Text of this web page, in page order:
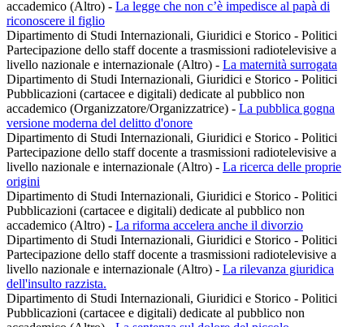
accademico (Altro) - La legge che non c’è impedisce al papà di
riconoscere il figlio
Dipartimento di Studi Internazionali, Giuridici e Storico - Politici
Partecipazione dello staff docente a trasmissioni radiotelevisive a
livello nazionale e internazionale (Altro) - La maternità surrogata
Dipartimento di Studi Internazionali, Giuridici e Storico - Politici
Pubblicazioni (cartacee e digitali) dedicate al pubblico non
accademico (Organizzatore/Organizzatrice) - La pubblica gogna
versione moderna del delitto d'onore
Dipartimento di Studi Internazionali, Giuridici e Storico - Politici
Partecipazione dello staff docente a trasmissioni radiotelevisive a
livello nazionale e internazionale (Altro) - La ricerca delle proprie
origini
Dipartimento di Studi Internazionali, Giuridici e Storico - Politici
Pubblicazioni (cartacee e digitali) dedicate al pubblico non
accademico (Altro) - La riforma accelera anche il divorzio
Dipartimento di Studi Internazionali, Giuridici e Storico - Politici
Partecipazione dello staff docente a trasmissioni radiotelevisive a
livello nazionale e internazionale (Altro) - La rilevanza giuridica
dell'insulto razzista.
Dipartimento di Studi Internazionali, Giuridici e Storico - Politici
Pubblicazioni (cartacee e digitali) dedicate al pubblico non